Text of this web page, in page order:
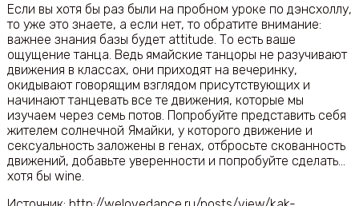
Если вы хотя бы раз были на пробном уроке по дэнсхоллу,
то уже это знаете, а если нет, то обратите внимание:
важнее знания базы будет attitude. То есть ваше
ощущение танца. Ведь ямайские танцоры не разучивают
движения в классах, они приходят на вечеринку,
окидывают говорящим взглядом присутствующих и
начинают танцевать все те движения, которые мы
изучаем через семь потов. Попробуйте представить себя
жителем солнечной Ямайки, у которого движение и
сексуальность заложены в генах, отбросьте скованность
движений, добавьте уверенности и попробуйте сделать…
хотя бы wine.